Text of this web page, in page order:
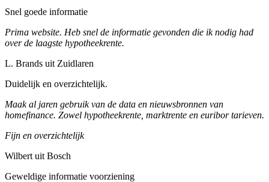
Snel goede informatie
Prima website. Heb snel de informatie gevonden die ik nodig had
over de laagste hypotheekrente.
L. Brands uit Zuidlaren
Duidelijk en overzichtelijk.
Maak al jaren gebruik van de data en nieuwsbronnen van
homefinance. Zowel hypotheekrente, marktrente en euribor tarieven.
Fijn en overzichtelijk
Wilbert uit Bosch
Geweldige informatie voorziening